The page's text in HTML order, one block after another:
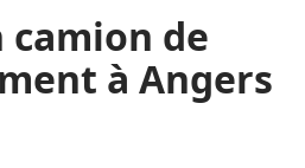
camion de
à Angers